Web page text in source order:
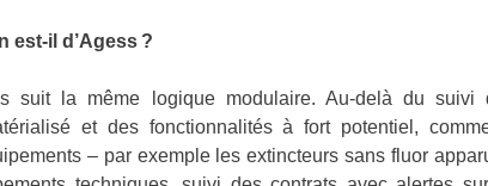
est-il d’Agess ?
suit la même logique modulaire. Au-delà du
et des fonctionnalités à fort potentiel,
– par exemple les extincteurs sans fluor